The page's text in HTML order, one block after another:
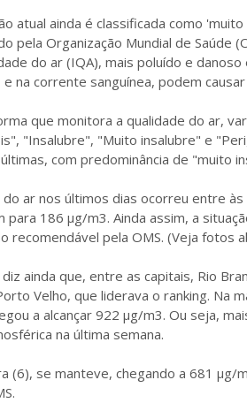
atual ainda é classificada como
pela Organização Mundial de Saúde
do ar (IQA), mais poluído e danoso
na corrente sanguínea, podem
que monitora a qualidade do ar,
"Insalubre", "Muito insalubre" e
com predominância de "muito
ar nos últimos dias ocorreu entre
186 µg/m3. Ainda assim, a
recomendável pela OMS. (Veja fotos
ainda que, entre as capitais, Rio
Velho, que liderava o ranking. Na
a alcançar 922 µg/m3. Ou seja,
na última semana.
(6), se manteve, chegando a 681 µg/